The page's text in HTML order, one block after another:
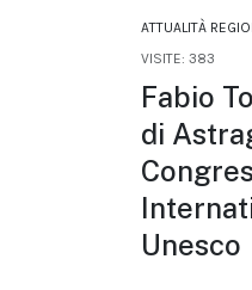
ATTUALITÀ
VISITE: 383
Fabio
di
Unesco